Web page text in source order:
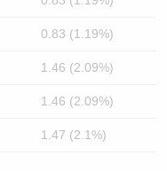
0.83 (1.19%)
1.46 (2.09%)
1.46 (2.09%)
1.47 (2.1%)